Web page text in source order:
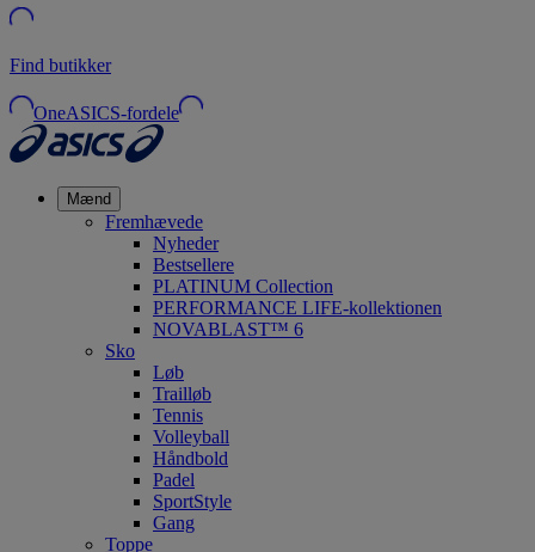
Find butikker
OneASICS-fordele
Mænd
Fremhævede
Nyheder
Bestsellere
PLATINUM Collection
PERFORMANCE LIFE-kollektionen
NOVABLAST™ 6
Sko
Løb
Trailløb
Tennis
Volleyball
Håndbold
Padel
SportStyle
Gang
Toppe